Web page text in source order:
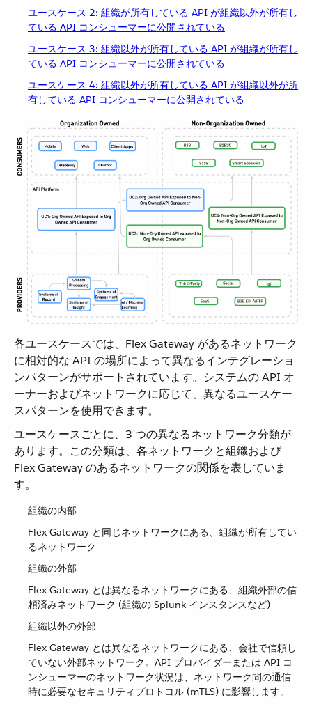
ユースケース 2: 組織が所有している API が組織以外が所有し
ている API コンシューマーに公開されている
ユースケース 3: 組織以外が所有している API が組織が所有し
ている API コンシューマーに公開されている
ユースケース 4: 組織以外が所有している API が組織以外が所
有している API コンシューマーに公開されている
各ユースケースでは、Flex Gateway があるネットワーク
に相対的な API の場所によって異なるインテグレーショ
ンパターンがサポートされています。システムの API オ
ーナーおよびネットワークに応じて、異なるユースケー
スパターンを使用できます。
ユースケースごとに、3 つの異なるネットワーク分類が
あります。この分類は、各ネットワークと組織および
Flex Gateway のあるネットワークの関係を表していま
す。
組織の内部
Flex Gateway と同じネットワークにある、組織が所有してい
るネットワーク
組織の外部
Flex Gateway とは異なるネットワークにある、組織外部の信
頼済みネットワーク (組織の Splunk インスタンスなど)
組織以外の外部
Flex Gateway とは異なるネットワークにある、会社で信頼し
ていない外部ネットワーク。API プロバイダーまたは API コ
ンシューマーのネットワーク状況は、ネットワーク間の通信
時に必要なセキュリティプロトコル (mTLS) に影響します。